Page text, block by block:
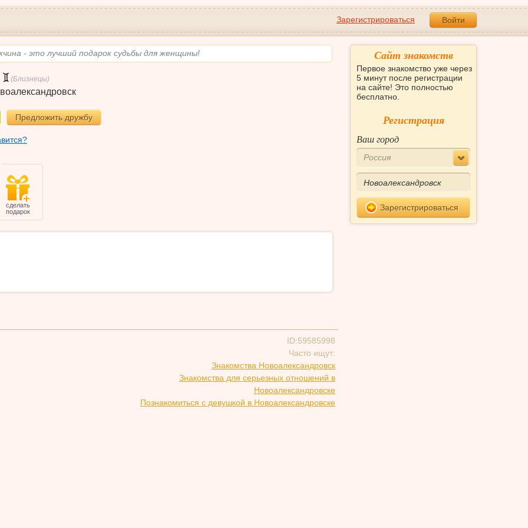
Зарегистрироваться Войти
- это лучший подарок судьбы для женщины!
(Близнецы)
Предложить дружбу
сделать
подарок
ID:59585998
Часто ищут:
Знакомства Новоалександровск
Знакомства для серьезных отношений в
Новоалександровске
Познакомиться с девушкой в Новоалександровске
Сайт знакомств
Первое знакомство уже через
5 минут после регистрации
на сайте! Это полностью
бесплатно.
Регистрация
Ваш город
Россия
Зарегистрироваться